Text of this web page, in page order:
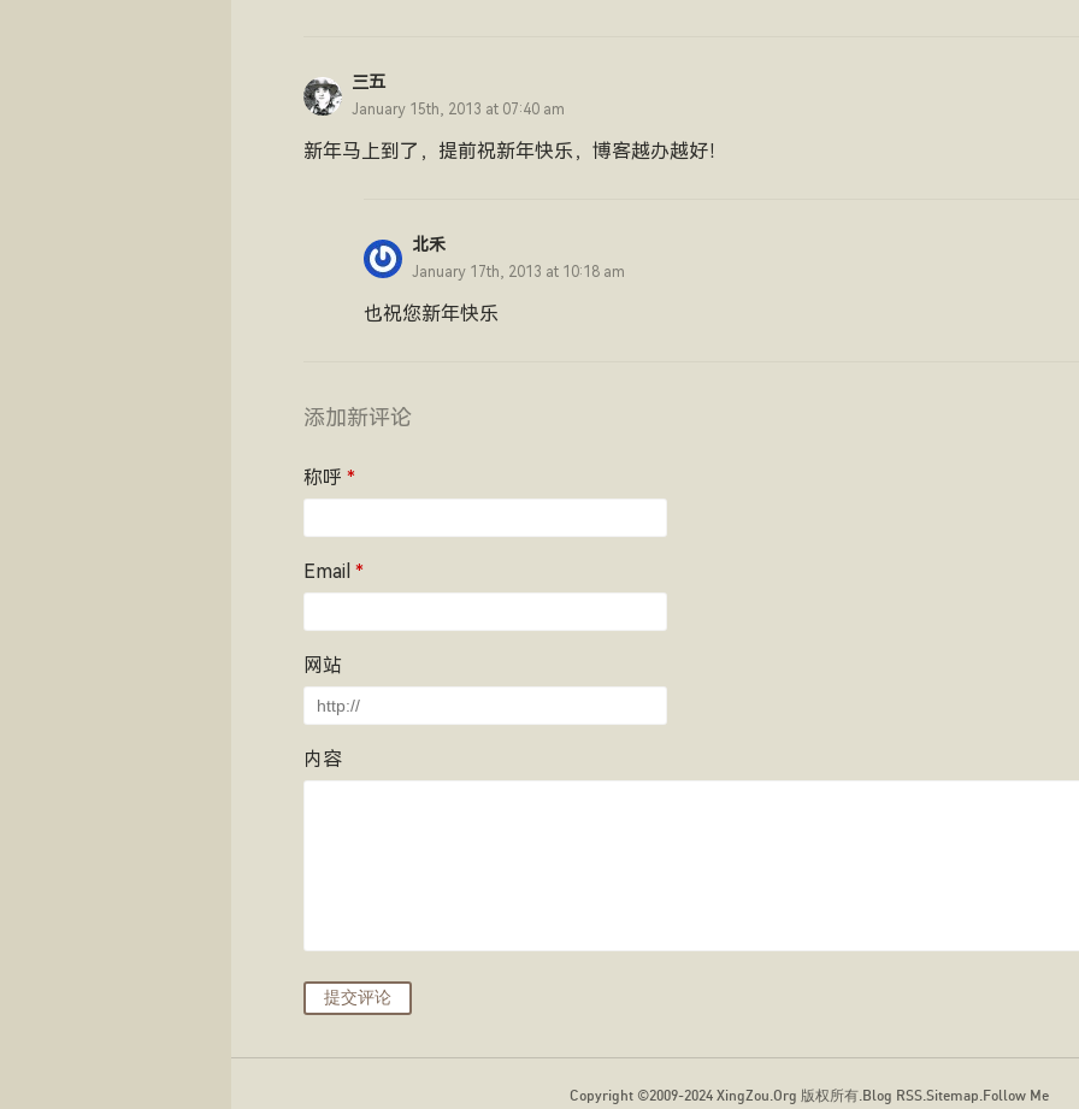
三五
January 15th, 2013 at 07:40 am
新年马上到了，提前祝新年快乐，博客越办越好！
北禾
January 17th, 2013 at 10:18 am
也祝您新年快乐
添加新评论
称呼 *
Email *
网站
内容
提交评论
Copyright ©2009-2024 XingZou.Org 版权所有.Blog RSS.Sitemap.Follow Me